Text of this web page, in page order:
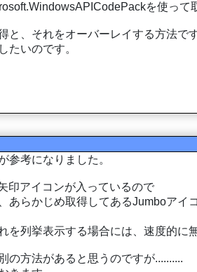
を使って
、それをオーバーレイする方法です
たいのです。
参考になりました。
印アイコンが入っているので
あらかじめ取得してあるJumboアイ
列挙表示する場合には、速度的に
の方法があると思うのですが..........